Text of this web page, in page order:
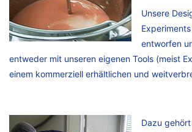
Unsere
entworfen
entweder mit unseren eigenen Tools (meist
einem kommerziell erhältlichen und
Dazu